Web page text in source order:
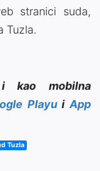
stranici suda,
Tuzla.
i kao mobilna
PlayuiApp
Tuzla